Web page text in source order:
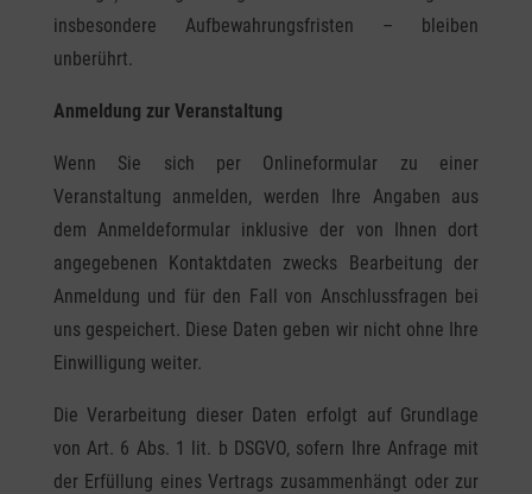
insbesondere Aufbewahrungsfristen – bleiben
unberührt.
Anmeldung zur Veranstaltung
Wenn Sie sich per Onlineformular zu einer
Veranstaltung anmelden, werden Ihre Angaben aus
dem Anmeldeformular inklusive der von Ihnen dort
angegebenen Kontaktdaten zwecks Bearbeitung der
Anmeldung und für den Fall von Anschlussfragen bei
uns gespeichert. Diese Daten geben wir nicht ohne Ihre
Einwilligung weiter.
Die Verarbeitung dieser Daten erfolgt auf Grundlage
von Art. 6 Abs. 1 lit. b DSGVO, sofern Ihre Anfrage mit
der Erfüllung eines Vertrags zusammenhängt oder zur